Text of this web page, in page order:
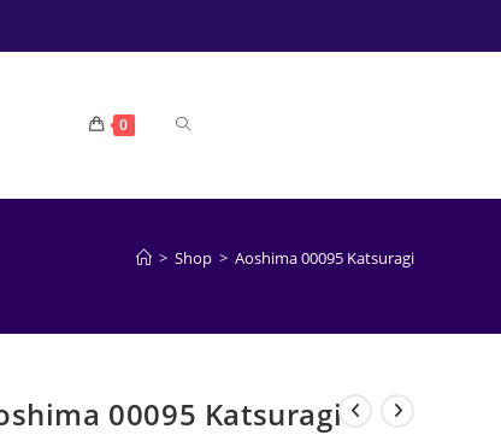
0 TOGGLE
> Shop > Aoshima 00095 Katsuragi
00095 Katsuragi